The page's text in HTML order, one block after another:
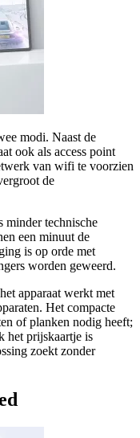
modi. Naast de
ook als access point
van wifi te voorzien
de
minder technische
een minuut de
is op orde met
worden geweerd.
apparaat werkt met
Het compacte
of planken nodig heeft;
het prijskaartje is
zoekt zonder